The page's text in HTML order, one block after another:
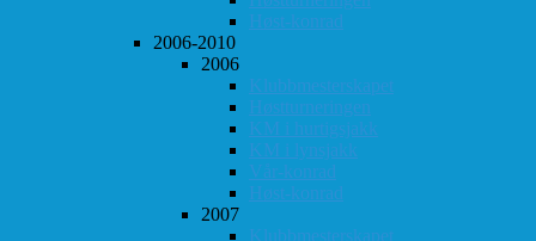
Høst-konrad
2006-2010
2006
Klubbmesterskapet
Høstturneringen
KM i hurtigsjakk
KM i lynsjakk
Vår-konrad
Høst-konrad
2007
Klubbmesterskapet